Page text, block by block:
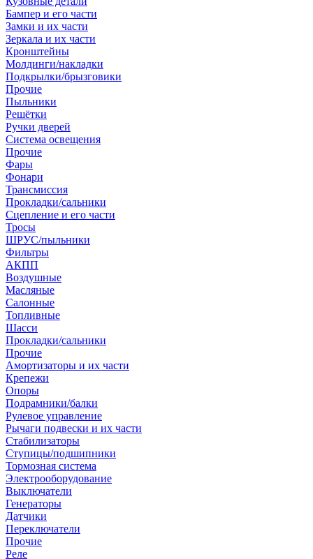
Бампер и его части
Замки и их части
Зеркала и их части
Кронштейны
Молдинги/накладки
Подкрылки/брызговики
Прочие
Пыльники
Решётки
Ручки дверей
Система освещения
Прочие
Фары
Фонари
Трансмиссия
Прокладки/сальники
Сцепление и его части
Тросы
ШРУС/пыльники
Фильтры
АКПП
Воздушные
Масляные
Салонные
Топливные
Шасси
Прокладки/сальники
Прочие
Амортизаторы и их части
Крепежи
Опоры
Подрамники/балки
Рулевое управление
Рычаги подвески и их части
Стабилизаторы
Ступицы/подшипники
Тормозная система
Электрооборудование
Выключатели
Генераторы
Датчики
Переключатели
Прочие
Реле